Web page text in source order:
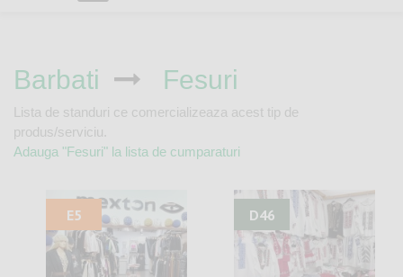
Barbati Fesuri
Lista de standuri ce comercializeaza acest tip de
produs/serviciu.
Adauga "Fesuri" la lista de cumparaturi
E5 D46